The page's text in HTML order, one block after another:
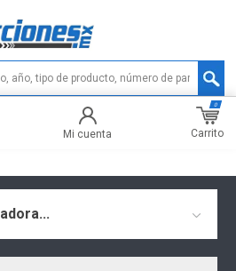
Mi cuenta Carrito
0